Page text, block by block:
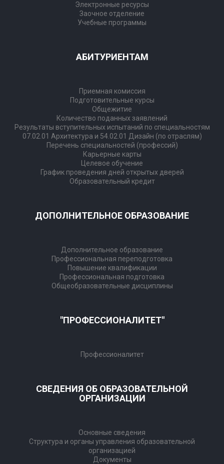
Электронные ресурсы
Заочное отделение
Учебные программы
АБИТУРИЕНТАМ
Приемная комиссия
Подготовительные курсы
Общежитие
Количество поданных заявлений
Результаты вступительных испытаний по специальностям
07.02.01 Архитектура и 54.02.01 Дизайн (по отраслям)
​​​​​​​Перечень специальностей (профессий)
Карьерные карты
Целевое обучение
График проведения дней открытых дверей
Образовательный кредит
ДОПОЛНИТЕЛЬНОЕ ОБРАЗОВАНИЕ
Дополнительное образование
Профессиональная переподготовка
Повышение квалификации
Профессиональная подготовка
Общеобразовательные дисциплины
"ПРОФЕССИОНАЛИТЕТ"
Профессионалитет
СВЕДЕНИЯ ОБ ОБРАЗОВАТЕЛЬНОЙ
ОРГАНИЗАЦИИ
Основные сведения
Структура и органы управления образовательной
организацией
Документы